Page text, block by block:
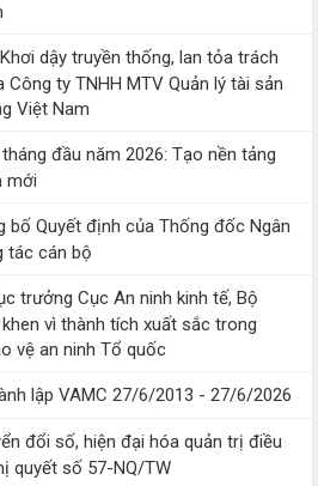
dậy truyền thống, lan tỏa trách
ty TNHH MTV Quản lý tài sản
Việt Nam
đầu năm 2026: Tạo nền tảng
mới
bố Quyết định của Thống đốc Ngân
tác cán bộ
trưởng Cục An ninh kinh tế, Bộ
vì thành tích xuất sắc trong
vệ an ninh Tổ quốc
lập VAMC 27/6/2013 - 27/6/2026
đổi số, hiện đại hóa quản trị điều
quyết số 57-NQ/TW